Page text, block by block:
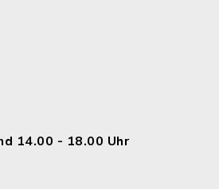
14.00 - 18.00 Uhr